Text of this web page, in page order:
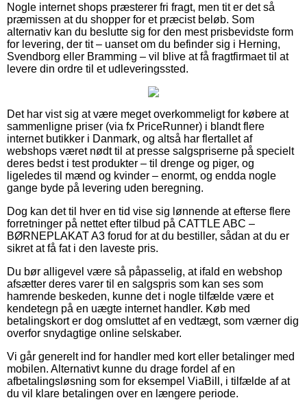
Nogle internet shops præsterer fri fragt, men tit er det så
præmissen at du shopper for et præcist beløb. Som
alternativ kan du beslutte sig for den mest prisbevidste form
for levering, der tit – uanset om du befinder sig i Herning,
Svendborg eller Bramming – vil blive at få fragtfirmaet til at
levere din ordre til et udleveringssted.
Det har vist sig at være meget overkommeligt for købere at
sammenligne priser (via fx PriceRunner) i blandt flere
internet butikker i Danmark, og altså har flertallet af
webshops været nødt til at presse salgspriserne på specielt
deres bedst i test produkter – til drenge og piger, og
ligeledes til mænd og kvinder – enormt, og endda nogle
gange byde på levering uden beregning.
Dog kan det til hver en tid vise sig lønnende at efterse flere
forretninger på nettet efter tilbud på CATTLE ABC –
BØRNEPLAKAT A3 forud for at du bestiller, sådan at du er
sikret at få fat i den laveste pris.
Du bør alligevel være så påpasselig, at ifald en webshop
afsætter deres varer til en salgspris som kan ses som
hamrende beskeden, kunne det i nogle tilfælde være et
kendetegn på en uægte internet handler. Køb med
betalingskort er dog omsluttet af en vedtægt, som værner dig
overfor snydagtige online selskaber.
Vi går generelt ind for handler med kort eller betalinger med
mobilen. Alternativt kunne du drage fordel af en
afbetalingsløsning som for eksempel ViaBill, i tilfælde af at
du vil klare betalingen over en længere periode.